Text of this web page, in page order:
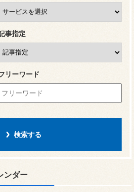
事指定
リーワード
ンダー